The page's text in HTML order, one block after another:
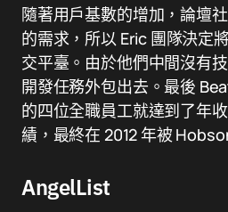
隨著用戶基數的增加，論壇
的需求，所以 Eric 團隊決定
交平臺。由於他們中間沒有
開發任務外包出去。最後
的四位全職員工就達到了年
績，最終在 2012 年被
AngelList